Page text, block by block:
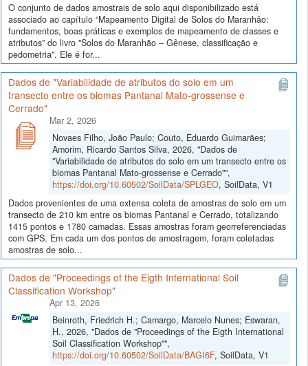
O conjunto de dados amostrais de solo aqui disponibilizado está
associado ao capítulo “Mapeamento Digital de Solos do Maranhão:
fundamentos, boas práticas e exemplos de mapeamento de classes e
atributos” do livro "Solos do Maranhão – Gênese, classificação e
pedometria". Ele é for...
Dados de "Variabilidade de atributos do solo em um
transecto entre os biomas Pantanal Mato-grossense e
Cerrado"
Mar 2, 2026
Novaes Filho, João Paulo; Couto, Eduardo Guimarães;
Amorim, Ricardo Santos Silva, 2026, "Dados de
"Variabilidade de atributos do solo em um transecto entre os
biomas Pantanal Mato-grossense e Cerrado"",
https://doi.org/10.60502/SoilData/SPLGEO, SoilData, V1
Dados provenientes de uma extensa coleta de amostras de solo em um
transecto de 210 km entre os biomas Pantanal e Cerrado, totalizando
1415 pontos e 1780 camadas. Essas amostras foram georreferenciadas
com GPS. Em cada um dos pontos de amostragem, foram coletadas
amostras de solo...
Dados de "Proceedings of the Eigth International Soil
Classification Workshop"
Apr 13, 2026
Beinroth, Friedrich H.; Camargo, Marcelo Nunes; Eswaran,
H., 2026, "Dados de "Proceedings of the Eigth International
Soil Classification Workshop"",
https://doi.org/10.60502/SoilData/BAGI6F, SoilData, V1